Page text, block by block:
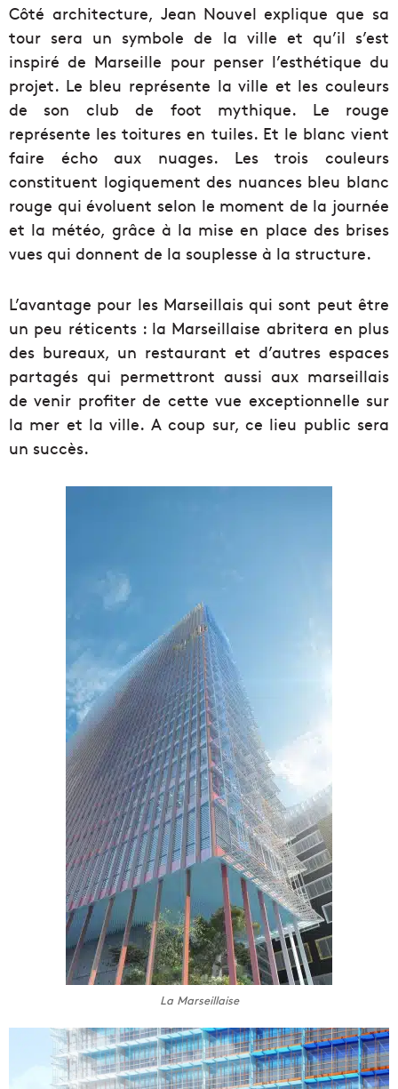
Côté architecture, Jean Nouvel explique que sa
tour sera un symbole de la ville et qu’il s’est
inspiré de Marseille pour penser l’esthétique du
projet. Le bleu représente la ville et les couleurs
de son club de foot mythique. Le rouge
représente les toitures en tuiles. Et le blanc vient
faire écho aux nuages. Les trois couleurs
constituent logiquement des nuances bleu blanc
rouge qui évoluent selon le moment de la journée
et la météo, grâce à la mise en place des brises
vues qui donnent de la souplesse à la structure.
L’avantage pour les Marseillais qui sont peut être
un peu réticents : la Marseillaise abritera en plus
des bureaux, un restaurant et d’autres espaces
partagés qui permettront aussi aux marseillais
de venir profiter de cette vue exceptionnelle sur
la mer et la ville. A coup sur, ce lieu public sera
un succès.
La Marseillaise